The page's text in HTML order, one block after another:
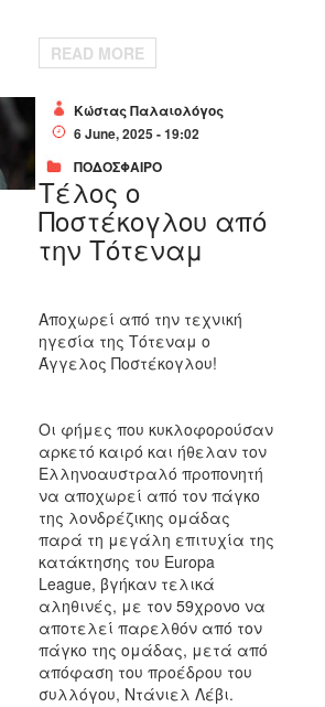
READ MORE
Κώστας Παλαιολόγος
6 June, 2025 - 19:02
ΠΟΔΟΣΦΑΙΡΟ
Τέλος ο
Ποστέκογλου από
την Τότεναμ
Αποχωρεί από την τεχνική
ηγεσία της Τότεναμ ο
Άγγελος Ποστέκογλου!
Οι φήμες που κυκλοφορούσαν
αρκετό καιρό και ήθελαν τον
Ελληνοαυστραλό προπονητή
να αποχωρεί από τον πάγκο
της λονδρέζικης ομάδας
παρά τη μεγάλη επιτυχία της
κατάκτησης του Europa
League, βγήκαν τελικά
αληθινές, με τον 59χρονο να
αποτελεί παρελθόν από τον
πάγκο της ομάδας, μετά από
απόφαση του προέδρου του
συλλόγου, Ντάνιελ Λέβι.